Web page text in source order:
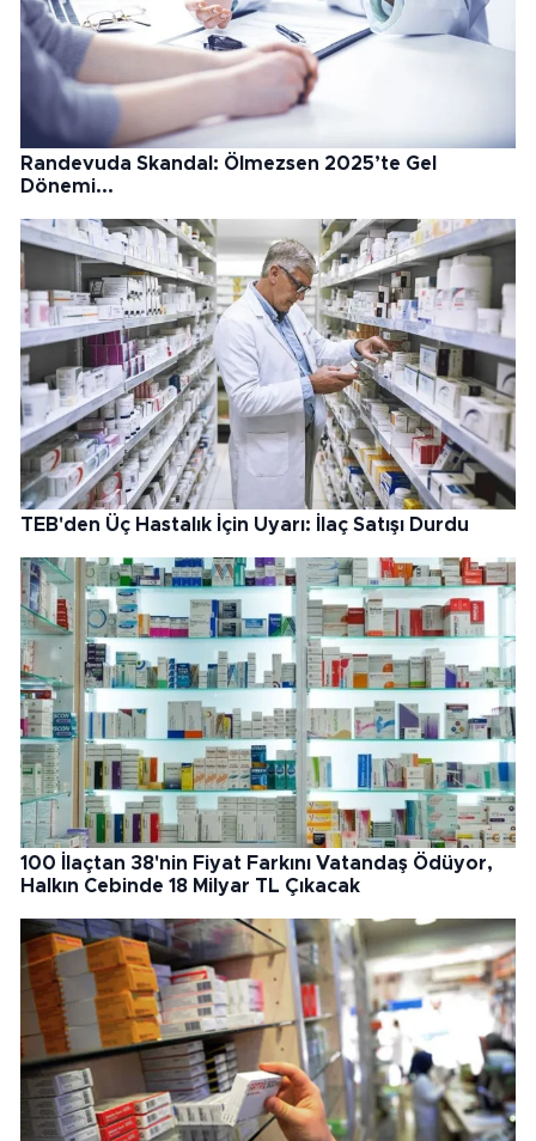
Randevuda Skandal: Ölmezsen 2025’te Gel
Dönemi...
TEB'den Üç Hastalık İçin Uyarı: İlaç Satışı Durdu
100 İlaçtan 38'nin Fiyat Farkını Vatandaş Ödüyor,
Halkın Cebinde 18 Milyar TL Çıkacak